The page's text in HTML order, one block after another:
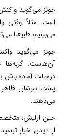
جونز می‌گوید
است. مثلاً وقتی
می‌بینیم، طبیعتا
جونز می‌گوید
آن‌هاست. گربه‌ها
درحالت آماده باش
پشت سرشان ظاهر
می‌دهند.
جین ارلیش، متخصص
از دیدن خیار